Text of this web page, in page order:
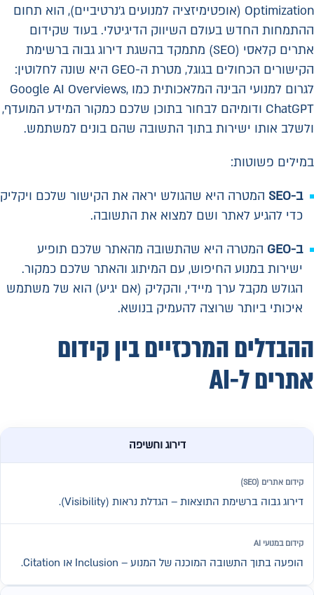
Optimization (אופטימיזציה למנועים ג'נרטיביים), הוא תחום
ההתמחות החדש בעולם השיווק הדיגיטלי. בעוד שקידום
אתרים קלאסי (SEO) מתמקד בהשגת דירוג גבוה ברשימת
הקישורים הכחולים בגוגל, מטרת ה-GEO היא שונה לחלוטין:
לגרום למנועי הבינה המלאכותית כמו Google AI Overviews,
ChatGPT ודומיהם לבחור בתוכן שלכם כמקור המידע המועדף,
ולשלב אותו ישירות בתוך התשובה שהם בונים למשתמש.
במילים פשוטות:
ב-SEO
המטרה היא שהגולש יראה את הקישור שלכם ויקליק
כדי להגיע לאתר ושם למצוא את התשובה.
ב-GEO
המטרה היא שהתשובה מהאתר שלכם תופיע
ישירות במנוע החיפוש, עם המיתוג והאתר שלכם כמקור.
הגולש מקבל ערך מיידי, והקליק (אם יגיע) הוא של משתמש
איכותי ביותר שרוצה להעמיק בנושא.
ההבדלים המרכזיים בין קידום
אתרים ל-AI
דירוג וחשיפה
דירוג גבוה ברשימת התוצאות – הגדלת נראות (Visibility).
הופעה בתוך התשובה המוכנה של המנוע – Inclusion או Citation.